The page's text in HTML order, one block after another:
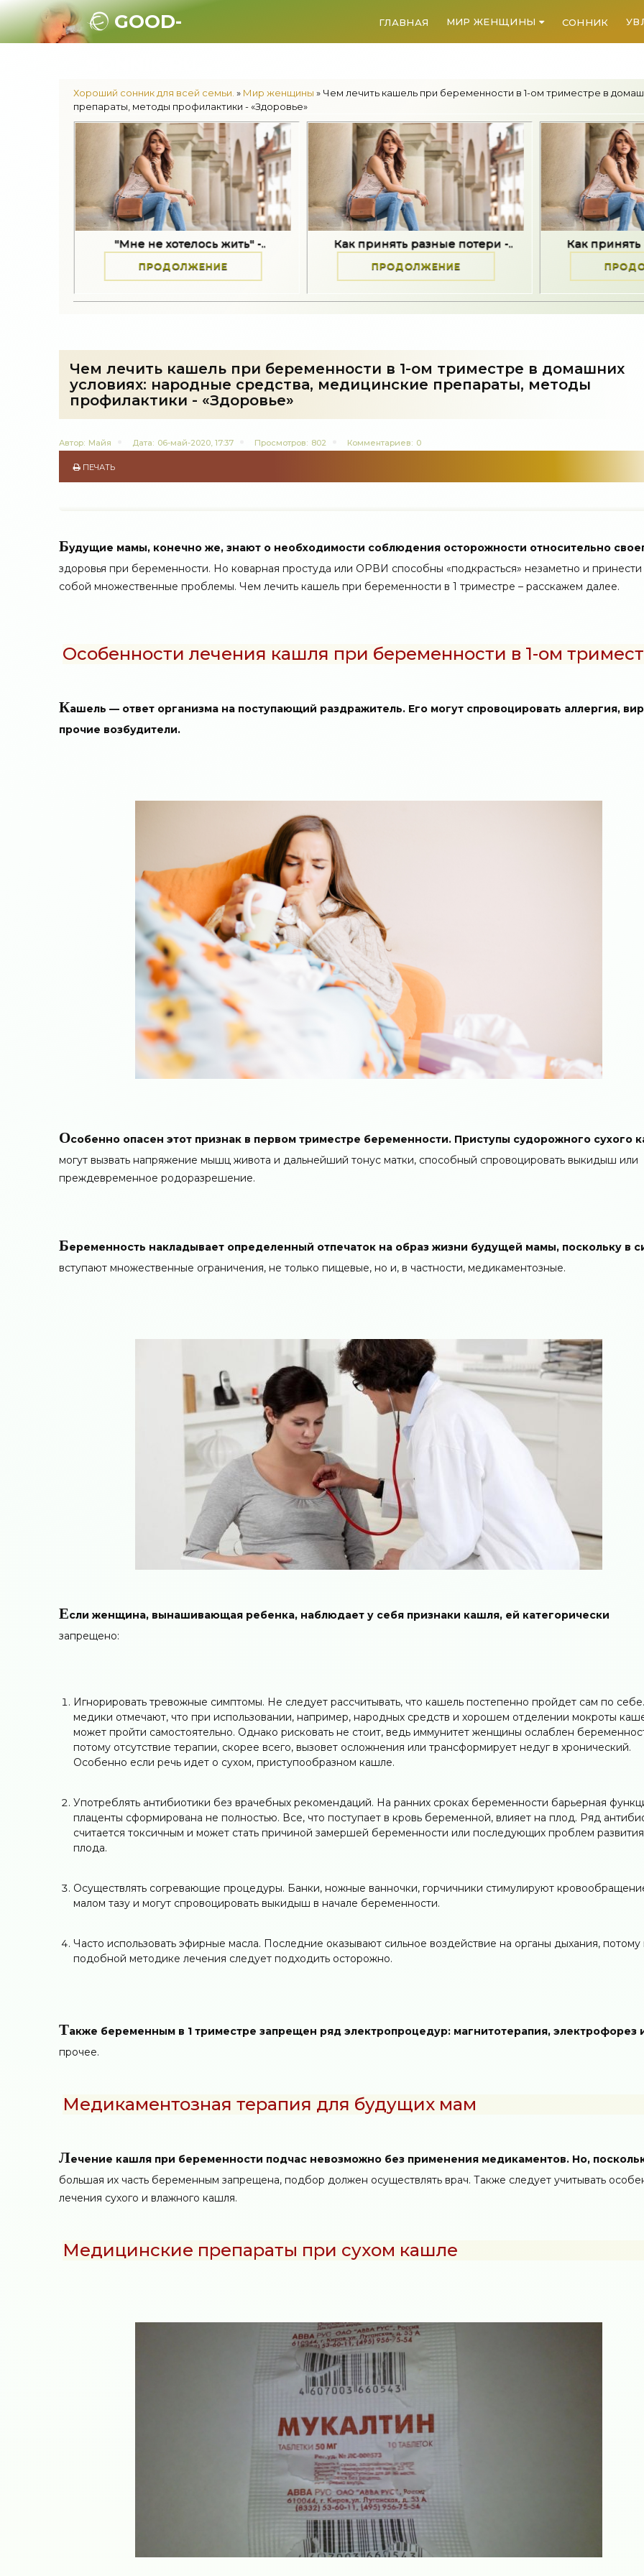
GOOD-
ГЛАВНАЯ МИР ЖЕНЩИНЫ СОННИК
Хороший сонник для всей семьи. » Мир женщины » Чем лечить кашель при беременности в 1-ом триместре в
препараты, методы профилактики - «Здоровье»
"Мне не хотелось жить" -..
ПРОДОЛЖЕНИЕ
Как принять разные потери -..
ПРОДОЛЖЕНИЕ
Как принять разные
ПРОДОЛЖЕНИЕ
Чем лечить кашель при беременности в 1-ом триместре в домашних
условиях: народные средства, медицинские препараты, методы
профилактики - «Здоровье»
Автор: Майя Дата: 06-май-2020, 17:37 Просмотров: 802 Комментариев: 0
ПЕЧАТЬ
Будущие мамы, конечно же, знают о необходимости соблюдения осторожности относительно
здоровья при беременности. Но коварная простуда или ОРВИ способны «подкрасться» незаметно и принести
собой множественные проблемы. Чем лечить кашель при беременности в 1 триместре – расскажем далее.
Особенности лечения кашля при беременности в 1-ом
Кашель — ответ организма на поступающий раздражитель. Его могут спровоцировать аллергия,
прочие возбудители.
Особенно опасен этот признак в первом триместре беременности. Приступы судорожного сухого
могут вызвать напряжение мышц живота и дальнейший тонус матки, способный спровоцировать выкидыш или
преждевременное родоразрешение.
Беременность накладывает определенный отпечаток на образ жизни будущей мамы, поскольку в
вступают множественные ограничения, не только пищевые, но и, в частности, медикаментозные.
Если женщина, вынашивающая ребенка, наблюдает у себя признаки кашля, ей категорически
запрещено:
Игнорировать тревожные симптомы. Не следует рассчитывать, что кашель постепенно пройдет сам по
медики отмечают, что при использовании, например, народных средств и хорошем отделении мокроты
может пройти самостоятельно. Однако рисковать не стоит, ведь иммунитет женщины ослаблен
потому отсутствие терапии, скорее всего, вызовет осложнения или трансформирует недуг в хронический.
Особенно если речь идет о сухом, приступообразном кашле.
Употреблять антибиотики без врачебных рекомендаций. На ранних сроках беременности барьерная
плаценты сформирована не полностью. Все, что поступает в кровь беременной, влияет на плод. Ряд
считается токсичным и может стать причиной замершей беременности или последующих проблем развития
плода.
Осуществлять согревающие процедуры. Банки, ножные ванночки, горчичники стимулируют
малом тазу и могут спровоцировать выкидыш в начале беременности.
Часто использовать эфирные масла. Последние оказывают сильное воздействие на органы дыхания, потому
подобной методике лечения следует подходить осторожно.
Также беременным в 1 триместре запрещен ряд электропроцедур: магнитотерапия, электрофорез
прочее.
Медикаментозная терапия для будущих мам
Лечение кашля при беременности подчас невозможно без применения медикаментов. Но,
большая их часть беременным запрещена, подбор должен осуществлять врач. Также следует учитывать
лечения сухого и влажного кашля.
Медицинские препараты при сухом кашле